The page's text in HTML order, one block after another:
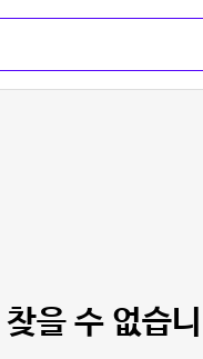
찾을 수 없습